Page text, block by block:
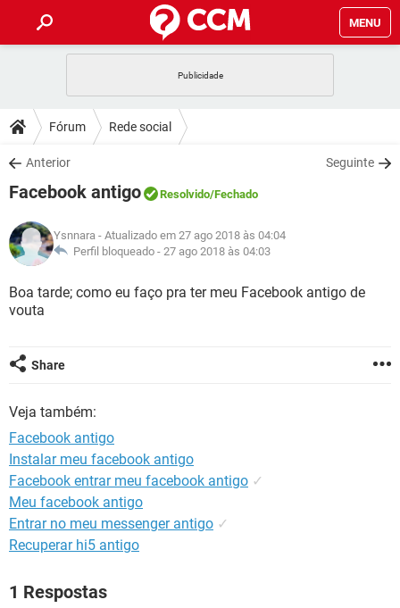
MENU
CELULAR
OUTLOOK
INSTAGRAM GMAIL
GUIA DE COMPRAS
DICAS
JOGOS
INSTAGRAM GMAIL
GUIA DE COMPRAS
DOWNLOADS
JOGOS WHATSAPP
CELULAR
OUTLOOK EXCEL
INSTAGRAM GMAIL
GUIA DE COMPRAS
JOGOS WHATSAPP
CELULAR
OUTLOOK EXCEL
GUIA DE COMPRAS
GLOSSÁRIO
WHATSAPP
CELULAR
INSTAGRAM
GUIA DE COMPRAS
Fórum Rede social
Anterior Seguinte
Facebook antigo Resolvido/Fechado
Ysnnara - Atualizado em 27 ago 2018 às 04:04
Perfil bloqueado - 27 ago 2018 às 04:03
Boa tarde; como eu faço pra ter meu Facebook antigo de
vouta
Share
Veja também:
Facebook antigo
Instalar meu facebook antigo
Facebook entrar meu facebook antigo ✓
Meu facebook antigo
Entrar no meu messenger antigo ✓
Recuperar hi5 antigo
1 Respostas